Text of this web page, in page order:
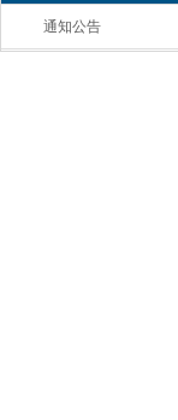
通知公告